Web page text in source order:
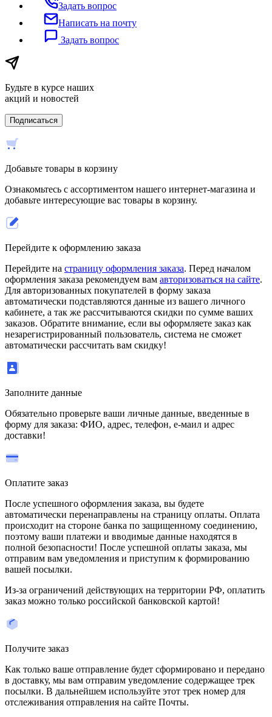
Задать вопрос
Написать на почту
Задать вопрос
Будьте в курсе наших
акций и новостей
Подписаться
Добавьте товары в корзину
Ознакомьтесь с ассортиментом нашего интернет-магазина и
добавьте интересующие вас товары в корзину.
Перейдите к оформлению заказа
Перейдите на страницу оформления заказа. Перед началом
оформления заказа рекомендуем вам авторизоваться на сайте.
Для авторизованных покупателей в форму заказа
автоматически подставляются данные из вашего личного
кабинете, а так же рассчитываются скидки по сумме ваших
заказов. Обратите внимание, если вы оформляете заказ как
незарегистрированный пользователь, система не сможет
автоматически рассчитать вам скидку!
Заполните данные
Обязательно проверьте ваши личные данные, введенные в
форму для заказа: ФИО, адрес, телефон, е-маил и адрес
доставки!
Оплатите заказ
После успешного оформления заказа, вы будете
автоматически перенаправлены на страницу оплаты. Оплата
происходит на стороне банка по защищенному соединению,
поэтому ваши платежи и вводимые данные находятся в
полной безопасности! После успешной оплаты заказа, мы
отправим вам уведомления и приступим к формированию
вашей посылки.
Из-за ограничений действующих на территории РФ, оплатить
заказ можно только российской банковской картой!
Получите заказ
Как только ваше отправление будет сформировано и передано
в доставку, мы вам отправим уведомление содержащее трек
посылки. В дальнейшем используйте этот трек номер для
отслеживания отправления на сайте Почты.